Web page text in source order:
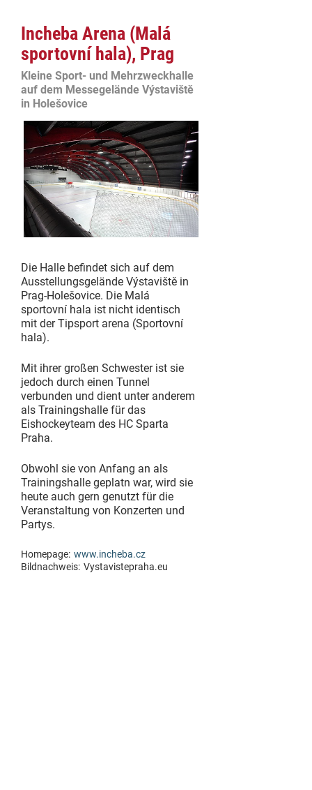
Incheba Arena (Malá
sportovní hala), Prag
Kleine Sport- und Mehrzweckhalle
auf dem Messegelände Výstaviště
in Holešovice
Die Halle befindet sich auf dem
Ausstellungsgelände Výstaviště in
Prag-Holešovice. Die Malá
sportovní hala ist nicht identisch
mit der Tipsport arena (Sportovní
hala).
Mit ihrer großen Schwester ist sie
jedoch durch einen Tunnel
verbunden und dient unter anderem
als Trainingshalle für das
Eishockeyteam des HC Sparta
Praha.
Obwohl sie von Anfang an als
Trainingshalle geplatn war, wird sie
heute auch gern genutzt für die
Veranstaltung von Konzerten und
Partys.
Homepage: www.incheba.cz
Bildnachweis: Vystavistepraha.eu